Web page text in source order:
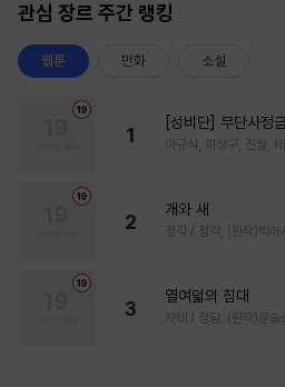
관심 장르 주간 랭킹
웹툰 만화 소설
1
[성비단] 무단사정
마규식, 피상구, 진월,
2
개와 새
정각 / 정각, (원작)박하
3
열여덟의 침대
자태 / 청담, (원작)문슬